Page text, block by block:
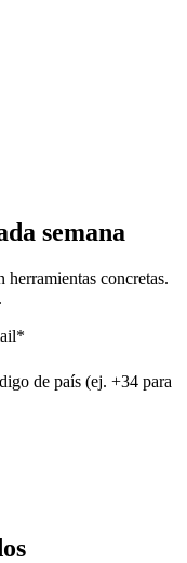
semana
herramientas concretas.
*
de país (ej. +34 para